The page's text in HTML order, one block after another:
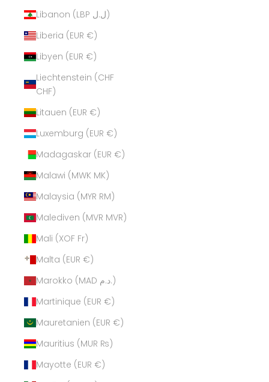
Libanon (LBP ل.ل)
Liberia (EUR €)
Libyen (EUR €)
Liechtenstein (CHF
CHF)
Litauen (EUR €)
Luxemburg (EUR €)
Madagaskar (EUR €)
Malawi (MWK MK)
Malaysia (MYR RM)
Malediven (MVR MVR)
Mali (XOF Fr)
Malta (EUR €)
Marokko (MAD د.م.)
Martinique (EUR €)
Mauretanien (EUR €)
Mauritius (MUR ₨)
Mayotte (EUR €)